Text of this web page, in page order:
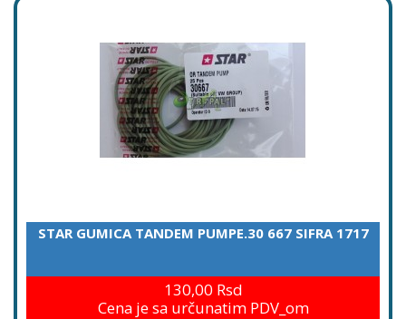
STAR GUMICA TANDEM PUMPE.30 667 SIFRA 1717
130,00 Rsd
Cena je sa určunatim PDV_om